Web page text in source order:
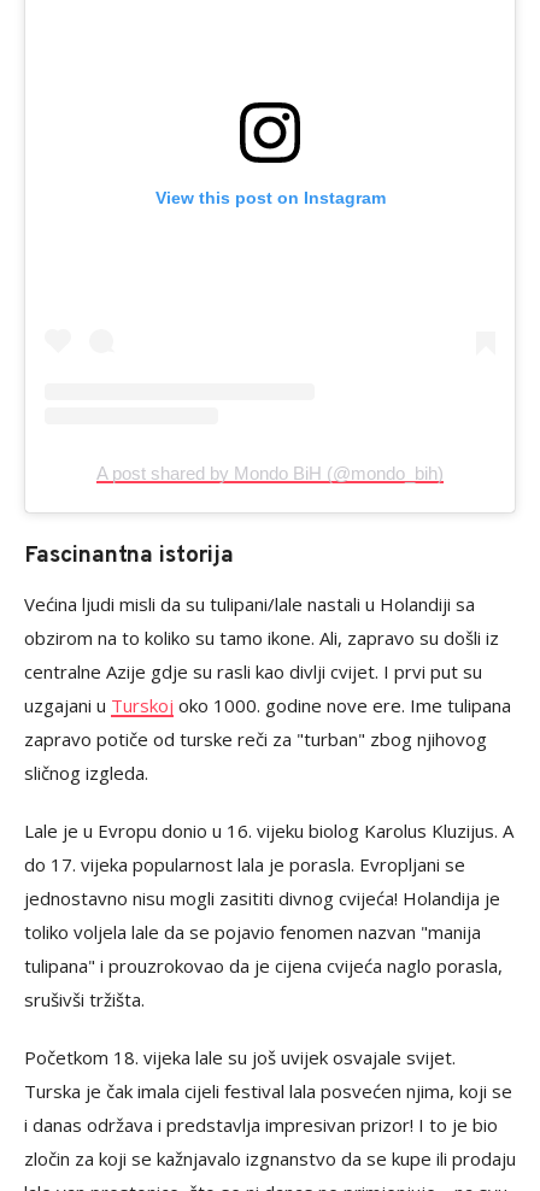
View this post on Instagram
A post shared by Mondo BiH (@mondo_bih)
Fascinantna istorija
Većina ljudi misli da su tulipani/lale nastali u Holandiji sa
obzirom na to koliko su tamo ikone. Ali, zapravo su došli iz
centralne Azije gdje su rasli kao divlji cvijet. I prvi put su
uzgajani u Turskoj oko 1000. godine nove ere. Ime tulipana
zapravo potiče od turske reči za "turban" zbog njihovog
sličnog izgleda.
Lale je u Evropu donio u 16. vijeku biolog Karolus Kluzijus. A
do 17. vijeka popularnost lala je porasla. Evropljani se
jednostavno nisu mogli zasititi divnog cvijeća! Holandija je
toliko voljela lale da se pojavio fenomen nazvan "manija
tulipana" i prouzrokovao da je cijena cvijeća naglo porasla,
srušivši tržišta.
Početkom 18. vijeka lale su još uvijek osvajale svijet.
Turska je čak imala cijeli festival lala posvećen njima, koji se
i danas održava i predstavlja impresivan prizor! I to je bio
zločin za koji se kažnjavalo izgnanstvo da se kupe ili prodaju